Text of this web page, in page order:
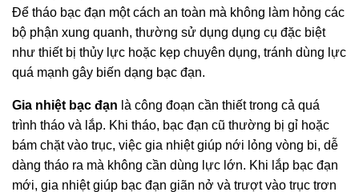
Để tháo bạc đạn một cách an toàn mà không làm hỏng các
bộ phận xung quanh, thường sử dụng dụng cụ đặc biệt
như thiết bị thủy lực hoặc kẹp chuyên dụng, tránh dùng lực
quá mạnh gây biến dạng bạc đạn.
Gia nhiệt bạc đạn là công đoạn cần thiết trong cả quá
trình tháo và lắp. Khi tháo, bạc đạn cũ thường bị gỉ hoặc
bám chặt vào trục, việc gia nhiệt giúp nới lỏng vòng bi, dễ
dàng tháo ra mà không cần dùng lực lớn. Khi lắp bạc đạn
mới, gia nhiệt giúp bạc đạn giãn nở và trượt vào trục trơn